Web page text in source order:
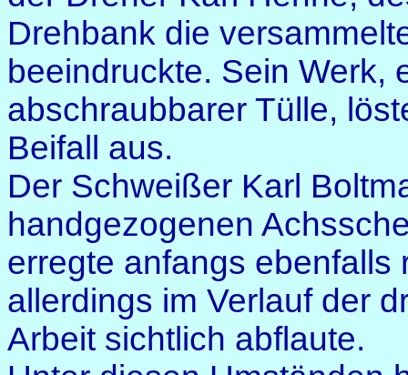
Drehbank die
beeindruckte. Sein Werk,
abschraubbarer Tülle,
Beifall aus.
Der Schweißer Karl
handgezogenen
erregte anfangs ebenfalls
allerdings im Verlauf der
Arbeit sichtlich abflaute.